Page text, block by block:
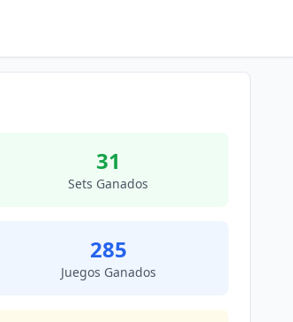
31
Sets Ganados
285
Juegos Ganados